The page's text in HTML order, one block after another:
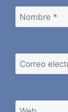
Nombre *
Correo